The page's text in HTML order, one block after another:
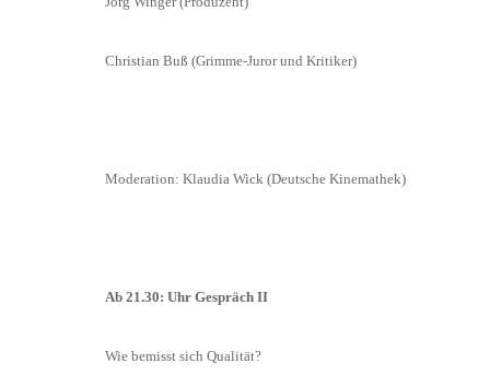
Christian Buß (Grimme-Juror und Kritiker)
Moderation: Klaudia Wick (Deutsche Kinemathek)
Ab 21.30: Uhr Gespräch II
Wie bemisst sich Qualität?